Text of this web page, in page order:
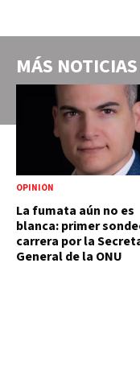
MÁS
OPINIÓN
La fumata aún no es
blanca: primer
carrera por la
General de la ONU